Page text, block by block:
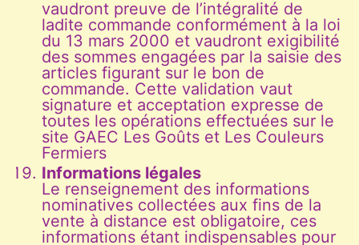
vaudront preuve de l’intégralité de
ladite commande conformément à la loi
du 13 mars 2000 et vaudront exigibilité
des sommes engagées par la saisie des
articles figurant sur le bon de
commande. Cette validation vaut
signature et acceptation expresse de
toutes les opérations effectuées sur le
site GAEC Les Goûts et Les Couleurs
Fermiers
Informations légales
Le renseignement des informations
nominatives collectées aux fins de la
vente à distance est obligatoire, ces
informations étant indispensables pour